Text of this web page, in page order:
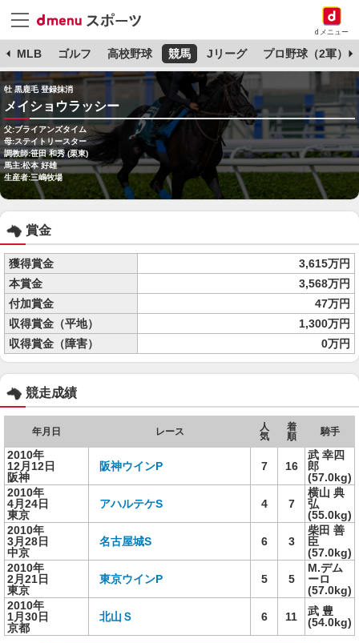
dメニュー
MLB ゴルフ 高校野球 競馬 Jリーグ プロ野球（2軍）
牡 黒鹿毛 登録抹消
メイショウラッシー
父:ブライアンズタイム
母:ステイトリースター
調教師:笹田 和秀 (栗東)
馬主:松本 好雄
生産者:三嶋牧場
賞金
獲得賞金
3,615万円
本賞金
3,568万円
付加賞金
47万円
収得賞金（平地）
1,300万円
収得賞金（障害）
0万円
競走成績
年月日 レース
人
気
着
順
騎手
2010年
12月12日
阪神
阪神ウインP 7 16
武 幸四
郎
(57.0kg)
2010年
4月24日
東京
アハルテケS 4 7
横山 典
弘
(55.0kg)
2010年
3月28日
中京
名古屋城S 6 3
柴田 善
臣
(57.0kg)
2010年
2月21日
東京
東京ウインP 5 5
M.デム
ーロ
(57.0kg)
2010年
1月30日
京都
北山Ｓ 6 11
武 豊
(54.0kg)